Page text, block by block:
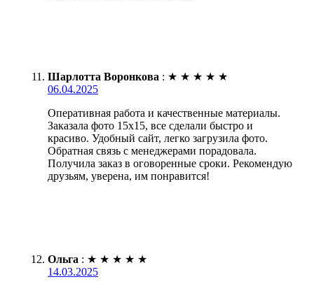
Шарлотта Воронкова : ★ ★ ★ ★ ★
06.04.2025
Оперативная работа и качественные материалы.
Заказала фото 15х15, все сделали быстро и
красиво. Удобный сайт, легко загрузила фото.
Обратная связь с менеджерами порадовала.
Получила заказ в оговоренные сроки. Рекомендую
друзьям, уверена, им понравится!
Ольга : ★ ★ ★ ★ ★
14.03.2025